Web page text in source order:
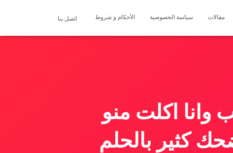
مقالات سياسة الخصوصية الأحكام و شروط اتصل بنا
اكلت منو
كثير بالحلم